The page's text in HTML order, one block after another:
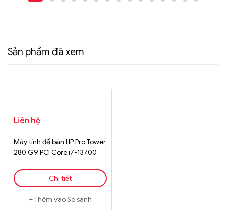
Sản phẩm đã xem
Liên hệ
Máy tính để bàn HP Pro Tower
280 G9 PCI Core i7-13700
Chi tiết
Thêm vào So sánh